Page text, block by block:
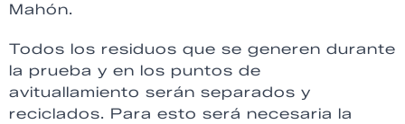
Mahón.
Todos los residuos que se generen durante
la prueba y en los puntos de
avituallamiento serán separados y
reciclados. Para esto será necesaria la